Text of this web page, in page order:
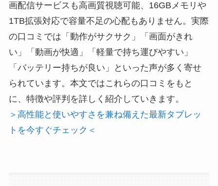
画配信サービスも高画質視聴可能、16GBメモリや
1TB拡張対応で容量不足の心配もありません。実際
の口コミでは「動作がサクサク」「画面がきれ
い」「動画が快適」「軽量で持ち運びやすい」
「バッテリー持ちが良い」といった声が多く寄せ
られています。本文ではこれらの口コミをもと
に、特徴や評判を詳しく紹介していきます。
＞高性能と使いやすさを兼ね備えた最新タブレッ
トを今すぐチェック＜